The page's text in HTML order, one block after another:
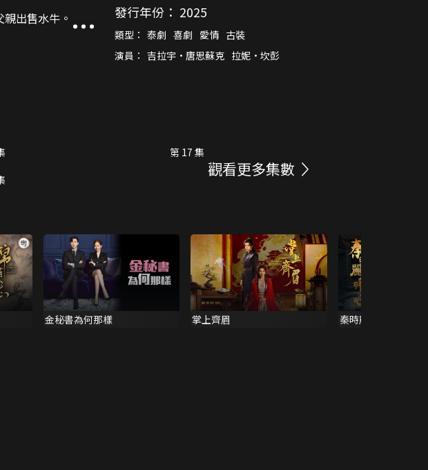
出售水牛。
發行年份： 2025
類型： 泰劇 喜劇 愛情 古裝
演員： 吉拉宇·唐思蘇克 拉妮·坎彭
第 17 集
觀看更多集數
金秘書為何那樣 掌上齊眉 秦時麗人明月心